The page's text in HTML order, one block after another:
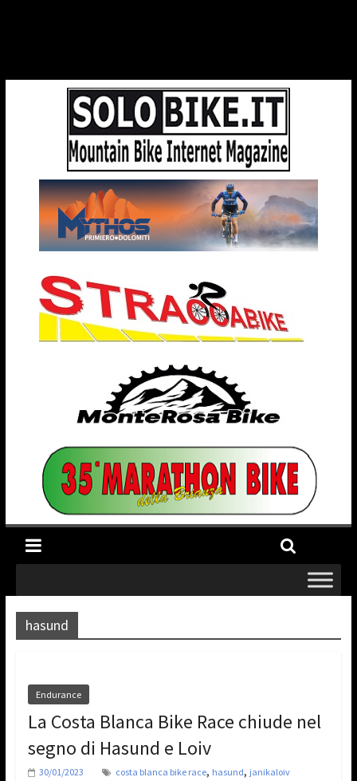
hasund
Endurance
La Costa Blanca Bike Race chiude nel
segno di Hasund e Loiv
30/01/2023 costa blanca bike race, hasund, janikaloiv